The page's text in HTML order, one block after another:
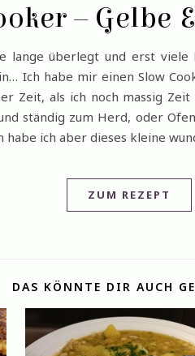
– Gelbe
lange überlegt und erst
Ich habe mir einen Slow
Zeit, als ich noch massig
ständig zum Herd, oder
habe ich aber dieses kleine
ZUM REZEPT
DAS KÖNNTE DIR AUCH